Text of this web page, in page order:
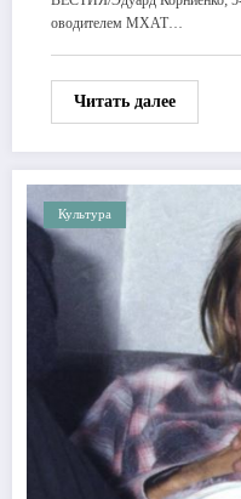
оводителем МХАТ…
Читать далее
Культура